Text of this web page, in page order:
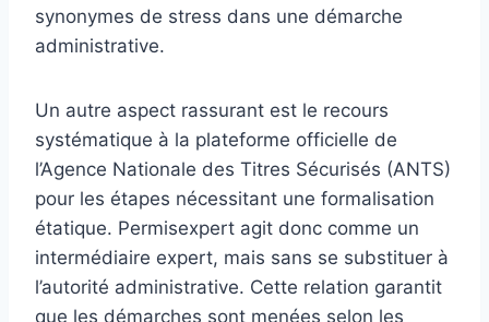
synonymes de stress dans une démarche
administrative.
Un autre aspect rassurant est le recours
systématique à la plateforme officielle de
l’Agence Nationale des Titres Sécurisés (ANTS)
pour les étapes nécessitant une formalisation
étatique. Permisexpert agit donc comme un
intermédiaire expert, mais sans se substituer à
l’autorité administrative. Cette relation garantit
que les démarches sont menées selon les